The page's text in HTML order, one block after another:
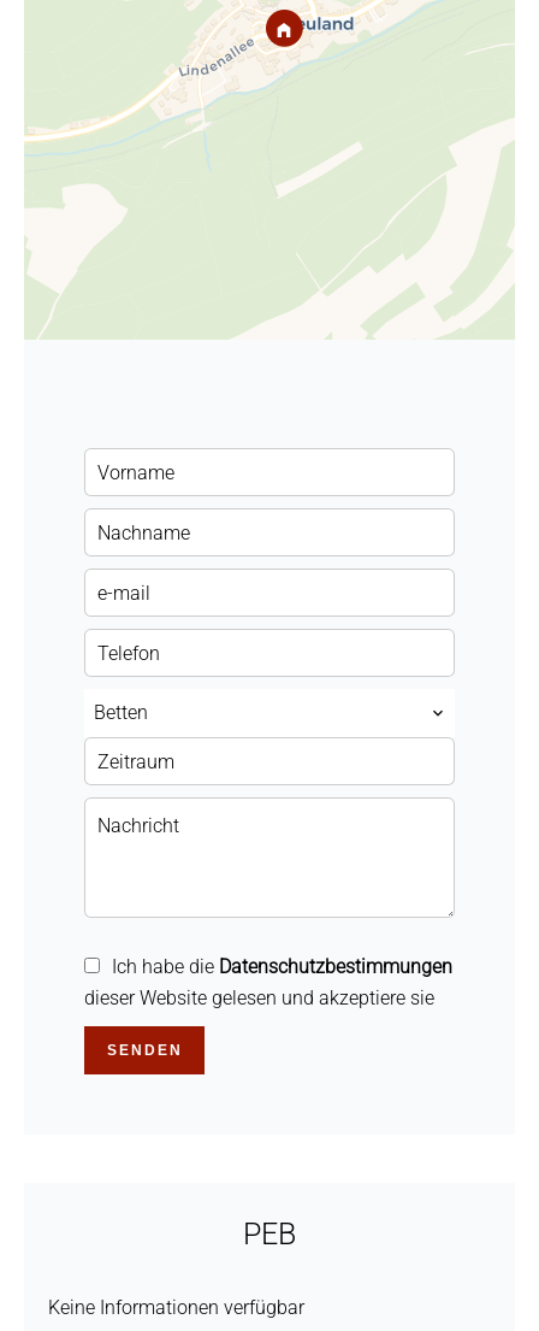
Betten
Ich habe die Datenschutzbestimmungen
dieser Website gelesen und akzeptiere sie
SENDEN
PEB
Keine Informationen verfügbar